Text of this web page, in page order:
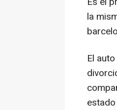
la
El